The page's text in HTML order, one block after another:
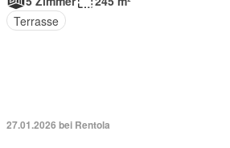
Terrasse
27.01.2026 bei Rentola